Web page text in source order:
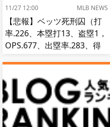
11/27 12:00 MLB NEWS
【悲報】ベッツ死刑囚（打
率.226、本塁打13、盗塁1，
OPS.677、出塁率.283、得